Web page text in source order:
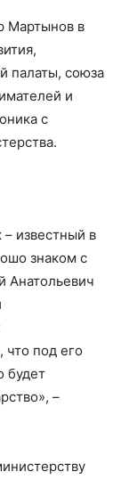
Мартынов в
палаты, союза
и
с
известный в
знаком с
Анатольевич
под его
будет
–